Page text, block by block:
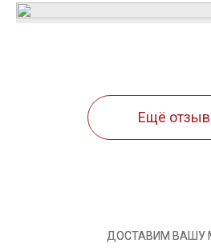
Ещё
ДОСТАВИМ ВАШУ